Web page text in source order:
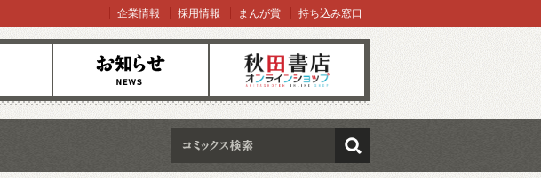
お知らせ オンラインショップ
企業情報 採用情報 まんが賞 持ち込み窓口
検索